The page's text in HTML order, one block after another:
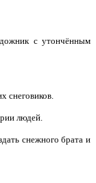
с утончённым
снеговиков.
людей.
снежного брата и